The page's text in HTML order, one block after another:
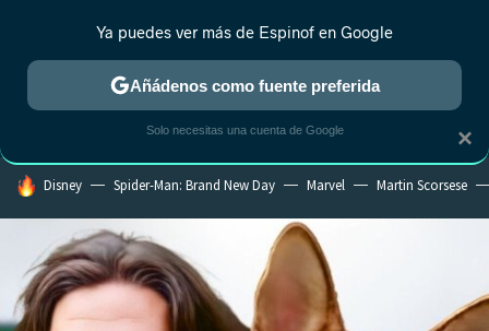
ESTRENOS REALITY ANIME RANKINGS CINE
HOY SE HABLA DE
Disney Spider-Man: Brand New Day Marvel Martin Scorsese
×
Ya puedes ver más de Espinof en Google
Añádenos como fuente preferida
Solo necesitas una cuenta de Google